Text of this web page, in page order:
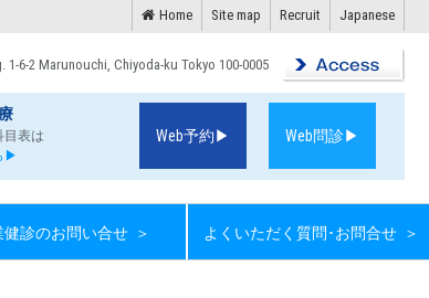
Home Site map Recruit Japanese
1-6-2 Marunouchi, Chiyoda-ku Tokyo 100-0005
表は
▶
Web予約▶ Web問診▶
健診のお問い合せ ＞ よくいただく質問･お問合せ ＞